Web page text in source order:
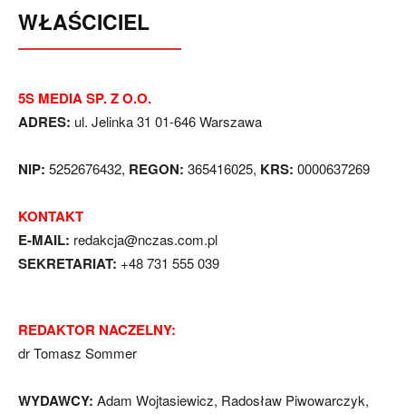
WŁAŚCICIEL
5S MEDIA SP. Z O.O.
ADRES: ul. Jelinka 31 01-646 Warszawa
NIP: 5252676432, REGON: 365416025, KRS: 0000637269
KONTAKT
E-MAIL: redakcja@nczas.com.pl
SEKRETARIAT: +48 731 555 039
REDAKTOR NACZELNY:
dr Tomasz Sommer
WYDAWCY: Adam Wojtasiewicz, Radosław Piwowarczyk,